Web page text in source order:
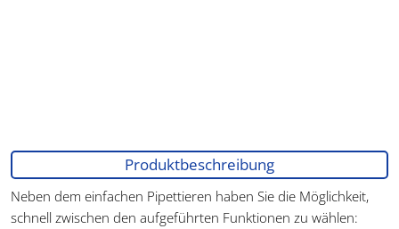
Produktbeschreibung
Neben dem einfachen Pipettieren haben Sie die Möglichkeit,
schnell zwischen den aufgeführten Funktionen zu wählen: